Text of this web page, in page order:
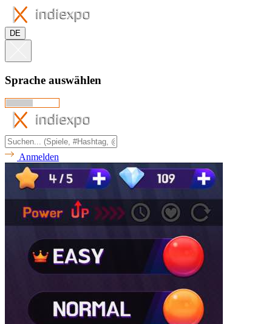
DE
Sprache auswählen
Anmelden